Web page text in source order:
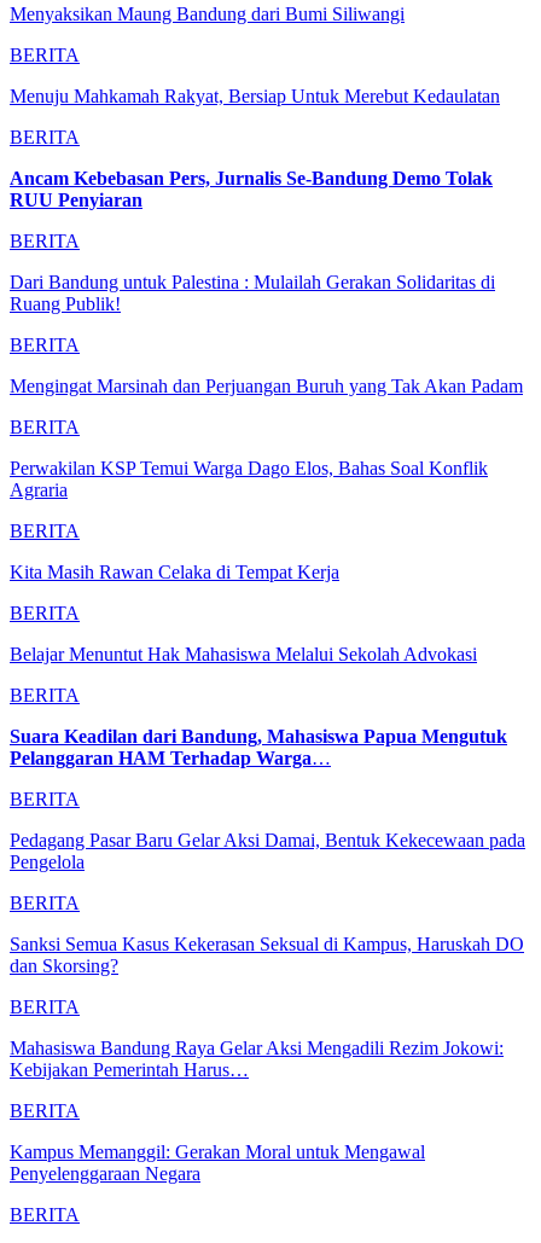
Menyaksikan Maung Bandung dari Bumi Siliwangi
BERITA
Menuju Mahkamah Rakyat, Bersiap Untuk Merebut Kedaulatan
BERITA
Ancam Kebebasan Pers, Jurnalis Se-Bandung Demo Tolak
RUU Penyiaran
BERITA
Dari Bandung untuk Palestina : Mulailah Gerakan Solidaritas di
Ruang Publik!
BERITA
Mengingat Marsinah dan Perjuangan Buruh yang Tak Akan Padam
BERITA
Perwakilan KSP Temui Warga Dago Elos, Bahas Soal Konflik
Agraria
BERITA
Kita Masih Rawan Celaka di Tempat Kerja
BERITA
Belajar Menuntut Hak Mahasiswa Melalui Sekolah Advokasi
BERITA
Suara Keadilan dari Bandung, Mahasiswa Papua Mengutuk
Pelanggaran HAM Terhadap Warga…
BERITA
Pedagang Pasar Baru Gelar Aksi Damai, Bentuk Kekecewaan pada
Pengelola
BERITA
Sanksi Semua Kasus Kekerasan Seksual di Kampus, Haruskah DO
dan Skorsing?
BERITA
Mahasiswa Bandung Raya Gelar Aksi Mengadili Rezim Jokowi:
Kebijakan Pemerintah Harus…
BERITA
Kampus Memanggil: Gerakan Moral untuk Mengawal
Penyelenggaraan Negara
BERITA